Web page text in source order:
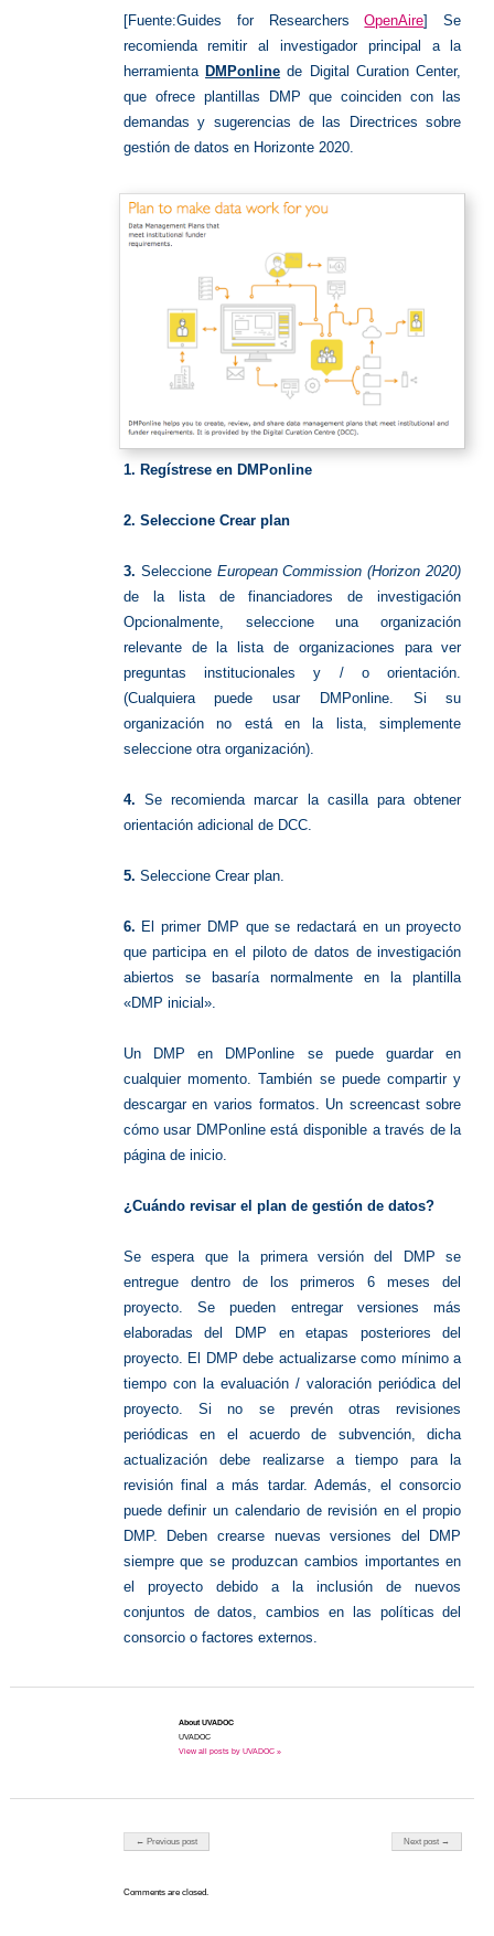
[Fuente:Guides for Researchers OpenAire] Se
recomienda remitir al investigador principal a la
herramienta DMPonline de Digital Curation Center,
que ofrece plantillas DMP que coinciden con las
demandas y sugerencias de las Directrices sobre
gestión de datos en Horizonte 2020.
1. Regístrese en DMPonline
2. Seleccione Crear plan
3. Seleccione European Commission (Horizon 2020)
de la lista de financiadores de investigación
Opcionalmente, seleccione una organización
relevante de la lista de organizaciones para ver
preguntas institucionales y / o orientación.
(Cualquiera puede usar DMPonline. Si su
organización no está en la lista, simplemente
seleccione otra organización).
4. Se recomienda marcar la casilla para obtener
orientación adicional de DCC.
5. Seleccione Crear plan.
6. El primer DMP que se redactará en un proyecto
que participa en el piloto de datos de investigación
abiertos se basaría normalmente en la plantilla
«DMP inicial».
Un DMP en DMPonline se puede guardar en
cualquier momento. También se puede compartir y
descargar en varios formatos. Un screencast sobre
cómo usar DMPonline está disponible a través de la
página de inicio.
¿Cuándo revisar el plan de gestión de datos?
Se espera que la primera versión del DMP se
entregue dentro de los primeros 6 meses del
proyecto. Se pueden entregar versiones más
elaboradas del DMP en etapas posteriores del
proyecto. El DMP debe actualizarse como mínimo a
tiempo con la evaluación / valoración periódica del
proyecto. Si no se prevén otras revisiones
periódicas en el acuerdo de subvención, dicha
actualización debe realizarse a tiempo para la
revisión final a más tardar. Además, el consorcio
puede definir un calendario de revisión en el propio
DMP. Deben crearse nuevas versiones del DMP
siempre que se produzcan cambios importantes en
el proyecto debido a la inclusión de nuevos
conjuntos de datos, cambios en las políticas del
consorcio o factores externos.
About UVADOC
UVADOC
View all posts by UVADOC »
← Previous post Next post →
Comments are closed.